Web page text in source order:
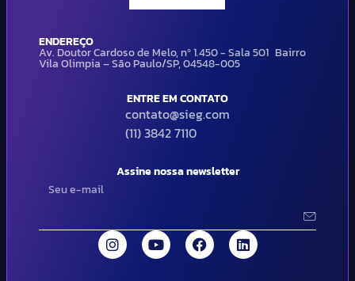
ENDEREÇO
Av. Doutor Cardoso de Melo, nº 1.450 - Sala 501 Bairro
Vila Olimpia – São Paulo/SP, 04548-005
ENTRE EM CONTATO
contato@sieg.com
(11) 3842 7110
Assine nossa newsletter